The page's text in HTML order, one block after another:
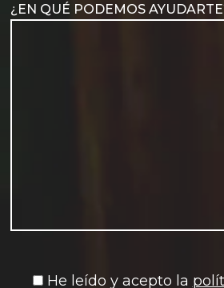
¿EN QUÉ PODEMOS
He leído y acepto la